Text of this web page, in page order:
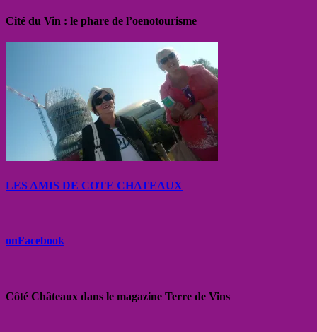
Cité du Vin : le phare de l’oenotourisme
LES AMIS DE COTE CHATEAUX
onFacebook
Côté Châteaux dans le magazine Terre de Vins